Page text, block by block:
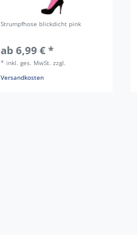
Strumpfhose blickdicht pink
ab 6,99 € *
* inkl. ges. MwSt. zzgl.
Versandkosten